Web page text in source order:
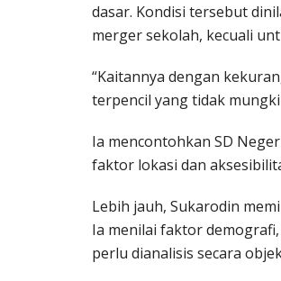
dasar. Kondisi tersebut
merger sekolah, kecuali
“Kaitannya dengan
terpencil yang tidak
Ia mencontohkan SD
faktor lokasi dan
Lebih jauh, Sukarodin
Ia menilai faktor
perlu dianalisis secara